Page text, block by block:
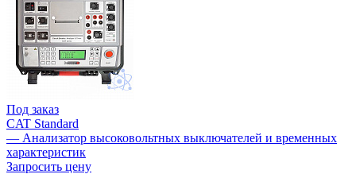
Под заказ
CAT Standard
— Анализатор высоковольтных выключателей и временных
характеристик
Запросить цену